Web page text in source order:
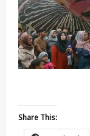
Share This: